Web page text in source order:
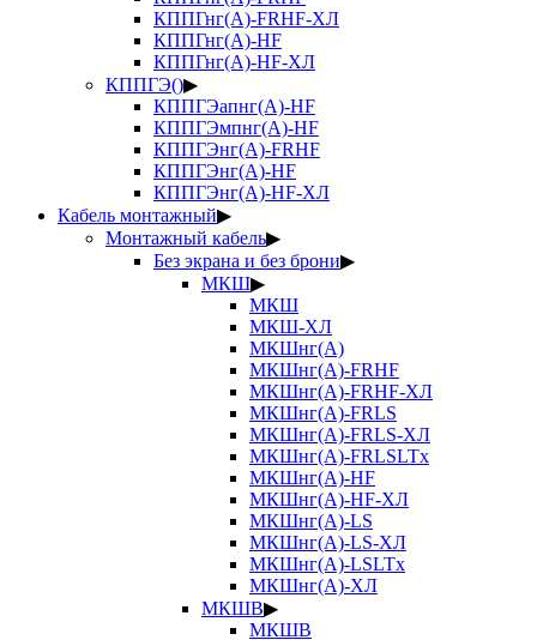
КППГнг(А)-FRHF-ХЛ
КППГнг(А)-HF
КППГнг(А)-HF-ХЛ
КППГЭ()▶
КППГЭапнг(А)-HF
КППГЭмпнг(А)-HF
КППГЭнг(А)-FRHF
КППГЭнг(А)-HF
КППГЭнг(А)-HF-ХЛ
Кабель монтажный▶
Монтажный кабель▶
Без экрана и без брони▶
МКШ▶
МКШ
МКШ-ХЛ
МКШнг(А)
МКШнг(А)-FRHF
МКШнг(А)-FRHF-ХЛ
МКШнг(А)-FRLS
МКШнг(А)-FRLS-ХЛ
МКШнг(А)-FRLSLTx
МКШнг(А)-HF
МКШнг(А)-HF-ХЛ
МКШнг(А)-LS
МКШнг(А)-LS-ХЛ
МКШнг(А)-LSLTx
МКШнг(А)-ХЛ
МКШВ▶
МКШВ